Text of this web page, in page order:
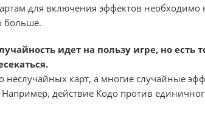
для включения эффектов необходимо
больше.
идет на пользу игре, но есть
неслучайных карт, а многие случайные
действие Кодо против